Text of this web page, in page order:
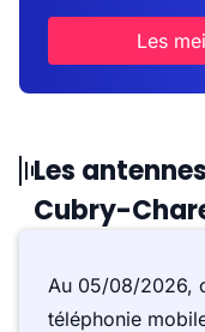
Les
Les
Cubry-
Au 05/08/2026,
téléphonie